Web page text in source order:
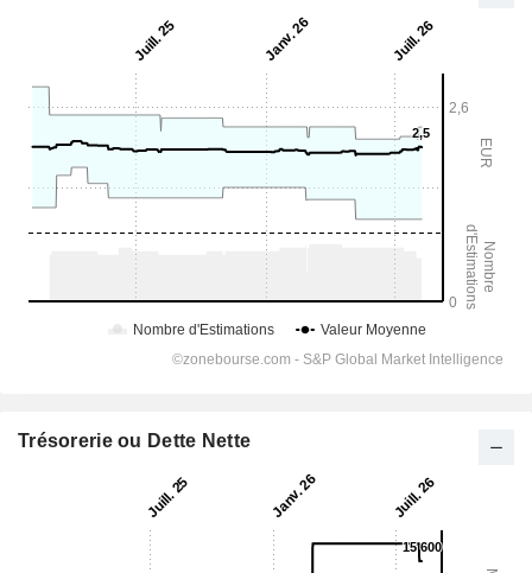
Trésorerie ou Dette Nette